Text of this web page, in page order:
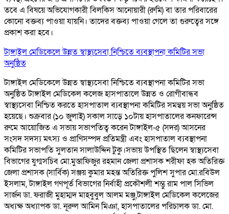
তবে এ বিষয়ে অভিযোগকারী বিলকিস আনোয়ারী (রুমি) বা তার পরিবারের
কোনো বক্তব্য পাওয়া যায়নি। তাদের বক্তব্য পাওয়া গেলে তা গুরুত্বের সঙ্গে
প্রকাশ করা হবে।
টাঙ্গাইল মেডিকেলে উন্নত স্বাস্থ্যসেবা নিশ্চিতে ব্যবস্থাপনা কমিটির সভা
অনুষ্ঠিত
টাঙ্গাইল মেডিকেলে উন্নত স্বাস্থ্যসেবা নিশ্চিতে ব্যবস্থাপনা কমিটির সভা
অনুষ্ঠিত টাঙ্গাইল মেডিকেল কলেজ হাসপাতালে উন্নত ও রোগীবান্ধব
স্বাস্থ্যসেবা নিশ্চিত করতে হাসপাতাল ব্যবস্থাপনা কমিটির সমন্বয় সভা অনুষ্ঠিত
হয়েছে। শুক্রবার (১০ জুলাই) সকাল সাড়ে ১০টায় হাসপাতালের কনফারেন্স
রুমে আয়োজিত এ সভায় সভাপতিত্ব করেন টাঙ্গাইল-৫ (সদর) আসনের
সংসদ সদস্য মৎস্য ও প্রাণিসম্পদ প্রতিমন্ত্রী এবং হাসপাতাল ব্যবস্থাপনা
কমিটির সভাপতি সুলতান সালাউদ্দিন টুকু।সভায় উপস্থিত ছিলেন স্বাস্থ্যসেবা
বিভাগের যুগ্মসচিব মো.মুস্তাফিজুর রহমান জেলা প্রশাসক শরীফা হক অতিরিক্ত
জেলা প্রশাসক (সার্বিক) সঞ্জয় কুমার মহন্ত অতিরিক্ত পুলিশ সুপার মো.রবিউল
ইসলাম, টাঙ্গাইল গণপূর্ত বিভাগের নির্বাহী প্রকৌশলী শম্ভু রাম পাল সিভিল
সার্জন ডা. ফরাজী মুহাম্মদ মাহবুবুল আলম মঞ্জু,টাঙ্গাইল মেডিকেল কলেজের
অধ্যক্ষ অধ্যাপক ডা. নূরুল আমিন মিঞা, হাসপাতালের পরিচালক ডা. মো.